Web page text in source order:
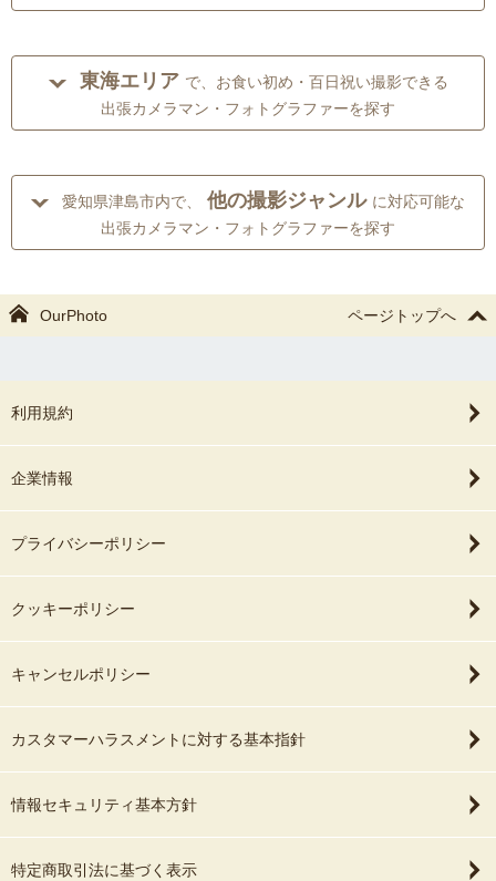
東海エリア で、お食い初め・百日祝い撮影できる
出張カメラマン・フォトグラファーを探す
愛知県津島市内で、 他の撮影ジャンル に対応可能な
出張カメラマン・フォトグラファーを探す
OurPhoto ページトップへ
利用規約
企業情報
プライバシーポリシー
クッキーポリシー
キャンセルポリシー
カスタマーハラスメントに対する基本指針
情報セキュリティ基本方針
特定商取引法に基づく表示